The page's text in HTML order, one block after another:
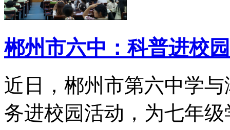
郴州市六中：科普进校
近日，郴州市第六中学
务进校园活动，为七年